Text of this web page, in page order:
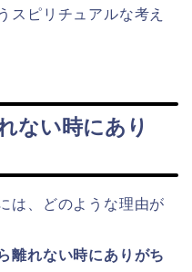
スピリチュアルな考え
ない時にあり
は、どのような理由が
離れない時にありがち